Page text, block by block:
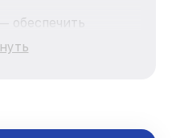
обеспечить
ремонт для
Samsung,